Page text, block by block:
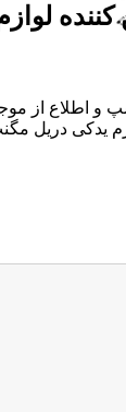
کننده
و اطلاع از
یدکی دریل